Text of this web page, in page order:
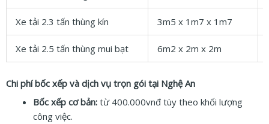
Xe tải 2.3 tấn thùng kín 3m5 x 1m7 x 1m7
Xe tải 2.5 tấn thùng mui bạt 6m2 x 2m x 2m
Chi phí bốc xếp và dịch vụ trọn gói tại Nghệ An
Bốc xếp cơ bản: từ 400.000vnđ tùy theo khối lượng
công việc.